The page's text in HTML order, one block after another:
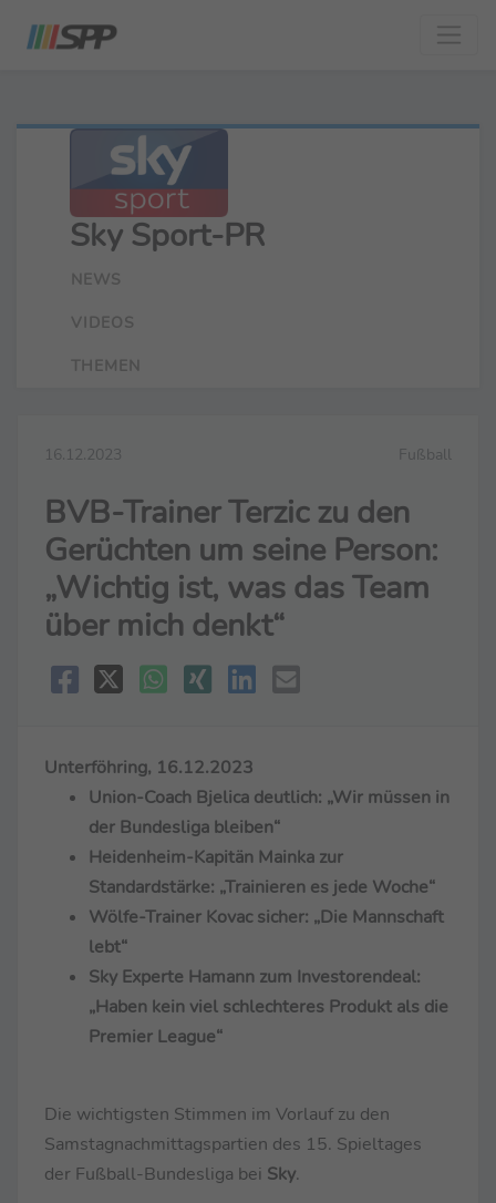
Sky Sport-PR
NEWS
VIDEOS
THEMEN
16.12.2023 Fußball
BVB-Trainer Terzic zu den
Gerüchten um seine Person:
„Wichtig ist, was das Team
über mich denkt“
Unterföhring, 16.12.2023
Union-Coach Bjelica deutlich: „Wir müssen in
der Bundesliga bleiben“
Heidenheim-Kapitän Mainka zur
Standardstärke: „Trainieren es jede Woche“
Wölfe-Trainer Kovac sicher: „Die Mannschaft
lebt“
Sky Experte Hamann zum Investorendeal:
„Haben kein viel schlechteres Produkt als die
Premier League“
Die wichtigsten Stimmen im Vorlauf zu den
Samstagnachmittagspartien des 15. Spieltages
der Fußball-Bundesliga bei Sky.